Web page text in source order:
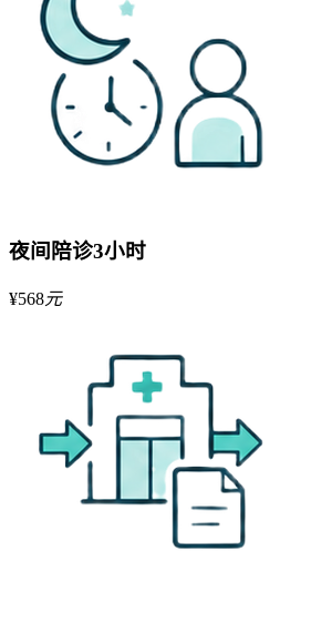
夜间陪诊3小时
¥568元